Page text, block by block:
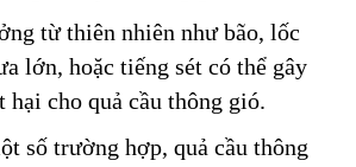
từ thiên nhiên như bão, lốc
lớn, hoặc tiếng sét có thể gây
hại cho quả cầu thông gió.
số trường hợp, quả cầu thông